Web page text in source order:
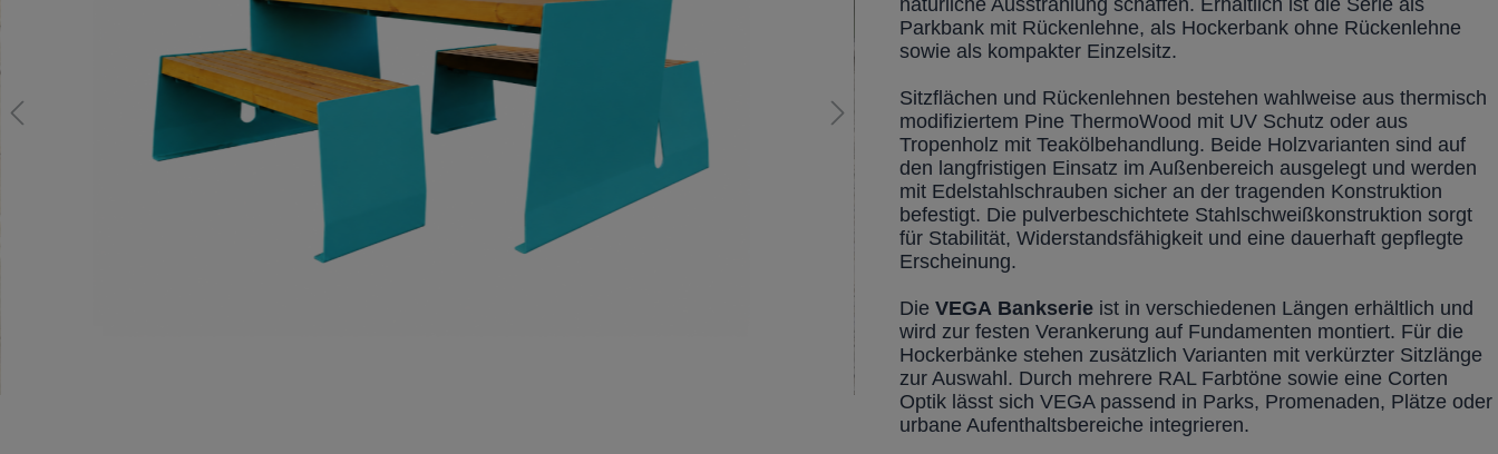
natürliche Ausstrahlung schaffen. Erhältlich ist die Serie als
Parkbank mit Rückenlehne, als Hockerbank ohne Rückenlehne
sowie als kompakter Einzelsitz.
Sitzflächen und Rückenlehnen bestehen wahlweise aus thermisch
modifiziertem Pine ThermoWood mit UV Schutz oder aus
Tropenholz mit Teakölbehandlung. Beide Holzvarianten sind auf
den langfristigen Einsatz im Außenbereich ausgelegt und werden
mit Edelstahlschrauben sicher an der tragenden Konstruktion
befestigt. Die pulverbeschichtete Stahlschweißkonstruktion sorgt
für Stabilität, Widerstandsfähigkeit und eine dauerhaft gepflegte
Erscheinung.
DieVEGA Bankserie ist in verschiedenen Längen erhältlich und
wird zur festen Verankerung auf Fundamenten montiert. Für die
Hockerbänke stehen zusätzlich Varianten mit verkürzter Sitzlänge
zur Auswahl. Durch mehrere RAL Farbtöne sowie eine Corten
Optik lässt sich VEGA passend in Parks, Promenaden, Plätze oder
urbane Aufenthaltsbereiche integrieren.